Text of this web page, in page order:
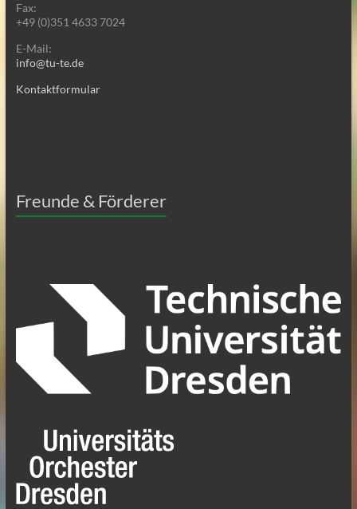
Fax:
+49 (0)351 4633 7024
E-Mail:
info@tu-te.de
Kontaktformular
Freunde & Förderer